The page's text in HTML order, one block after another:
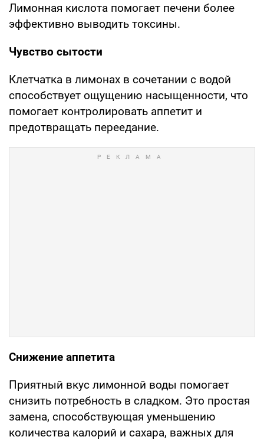
Лимонная кислота помогает печени более
эффективно выводить токсины.
Чувство сытости
Клетчатка в лимонах в сочетании с водой
способствует ощущению насыщенности, что
помогает контролировать аппетит и
предотвращать переедание.
Снижение аппетита
Приятный вкус лимонной воды помогает
снизить потребность в сладком. Это простая
замена, способствующая уменьшению
количества калорий и сахара, важных для